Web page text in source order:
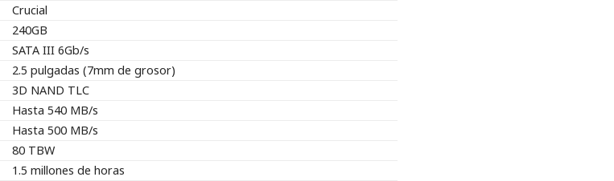
Crucial
240GB
SATA III 6Gb/s
2.5 pulgadas (7mm de grosor)
3D NAND TLC
Hasta 540 MB/s
Hasta 500 MB/s
80 TBW
1.5 millones de horas